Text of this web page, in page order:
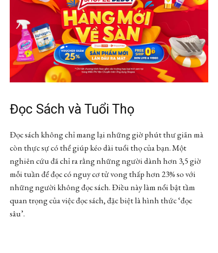
Đọc Sách và Tuổi Thọ
Đọc sách không chỉ mang lại những giờ phút thư giãn mà
còn thực sự có thể giúp kéo dài tuổi thọ của bạn. Một
nghiên cứu đã chỉ ra rằng những người dành hơn 3,5 giờ
mỗi tuần để đọc có nguy cơ tử vong thấp hơn 23% so với
những người không đọc sách. Điều này làm nổi bật tầm
quan trọng của việc đọc sách, đặc biệt là hình thức ‘đọc
sâu’.